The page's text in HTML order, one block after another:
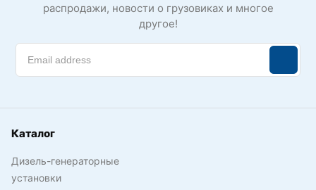
распродажи, новости о грузовиках и многое
другое!
Каталог
Дизель-генераторные
установки